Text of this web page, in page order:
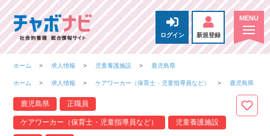
ログイン 新規登録
ホーム 求人情報 児童養護施設 鹿児島県
ホーム 求人情報 ケアワーカー（保育士・児童指導員など） 鹿児島県
鹿児島県 正職員
ケアワーカー（保育士・児童指導員など） 児童養護施設